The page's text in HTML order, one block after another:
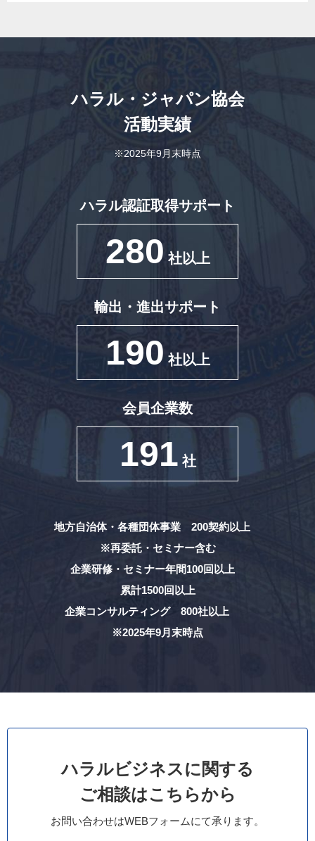
ハラル・ジャパン協会
活動実績
※2025年9月末時点
ハラル認証取得サポート
280 社以上
輸出・進出サポート
190 社以上
会員企業数
191 社
地方自治体・各種団体事業 200契約以上
※再委託・セミナー含む
企業研修・セミナー年間100回以上
累計1500回以上
企業コンサルティング 800社以上
※2025年9月末時点
ハラルビジネスに関する
ご相談はこちらから
お問い合わせはWEBフォームにて承ります。